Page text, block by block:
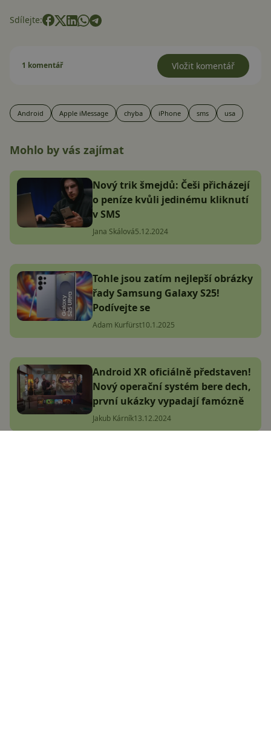
Sdílejte:
1 komentář Vložit komentář
Android Apple iMessage chyba iPhone sms usa
Mohlo by vás zajímat
Nový trik šmejdů: Češi přicházejí
o peníze kvůli jedinému kliknutí
v SMS
Jana Skálová5.12.2024
Tohle jsou zatím nejlepší obrázky
řady Samsung Galaxy S25!
Podívejte se
Adam Kurfürst10.1.2025
Android XR oficiálně představen!
Nový operační systém bere dech,
první ukázky vypadají famózně
Jakub Kárník13.12.2024